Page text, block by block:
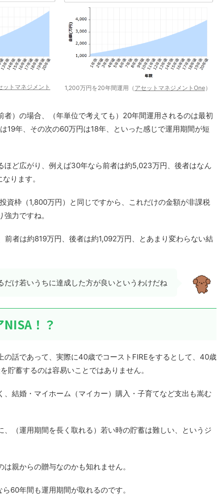
ットマネジメント
1,200万円を20年間運用（ アセットマネジメントOne）
者）の場合、（年単位で考えても）20年間運用されるのは最初
19年、その次の60万円は18年、といった感じで運用期間が短
ほど広がり、例えば30年なら前者は約5,023万円、後者はなん
ります。
資枠（1,800万円）と同じですから、これだけの金額が非課税
力ですね。
前者は約819万円、後者は約1,092万円、とあまり変わらない結
だけ若いうちに達成した方が良いというわけだね
！？
の話であって、実際に40歳でコーストFIREをするとして、40歳
貯蓄するのは容易いことではありません。
、結婚・マイホーム（マイカー）購入・子育てなど支出も嵩む
、（運用期間を長く取れる）若い時の貯蓄は難しい、というジ
親からの贈与なのかも知れません。
60年間も運用期間が取れるのです。